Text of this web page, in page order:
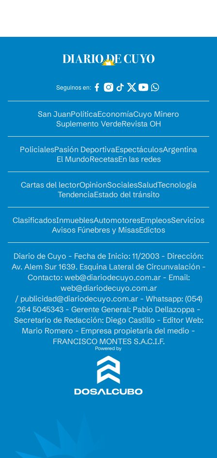
Seguinos en:
San JuanPolíticaEconomíaCuyo Minero
Suplemento VerdeRevista OH
PolicialesPasión DeportivaEspectáculosArgentina
El MundoRecetasEn las redes
Cartas del lectorOpinionSocialesSaludTecnología
TendenciaEstado del tránsito
ClasificadosInmueblesAutomotoresEmpleosServicios
Avisos Fúnebres y MisasEdictos
Diario de Cuyo - Fecha de Inicio: 11/2003 - Dirección:
Av. Alem Sur 1639. Esquina Lateral de Circunvalación -
Contacto: web@diariodecuyo.com.ar- Email:
web@diariodecuyo.com.ar
/ publicidad@diariodecuyo.com.ar- Whatsapp: (054)
264 5045343 - Gerente General: Pablo Dellazoppa -
Secretario de Redacción: Diego Castillo - Editor Web:
Mario Romero - Empresa propietaria del medio -
FRANCISCO MONTES S.A.C.I.F.